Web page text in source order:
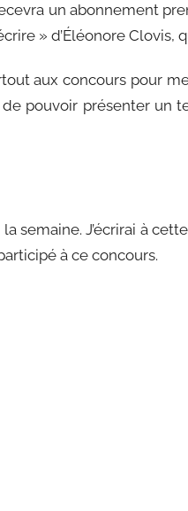
un abonnement
» d’Éléonore
aux concours pour
pouvoir présenter un
semaine. J’écrirai à
à ce concours.